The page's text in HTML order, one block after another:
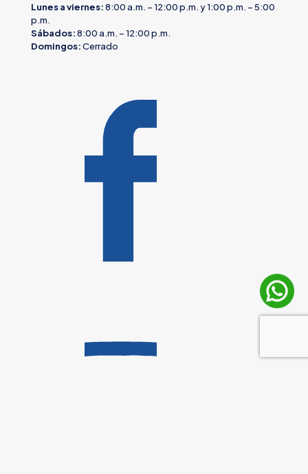
Lunes a viernes:8:00 a.m. – 12:00 p.m. y 1:00 p.m. – 5:00
p.m.
Sábados:8:00 a.m. – 12:00 p.m.
Domingos:Cerrado